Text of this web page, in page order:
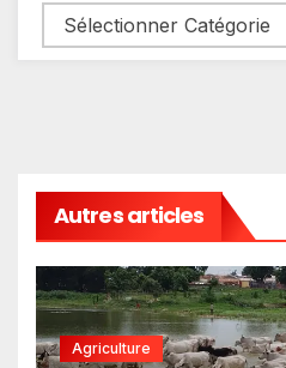
Autres articles
Agriculture